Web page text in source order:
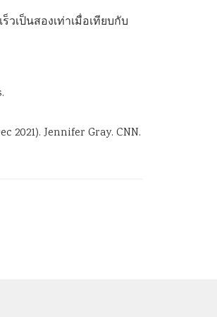
เป็นสองเท่าเมื่อเทียบกับ
2021). Jennifer Gray. CNN.